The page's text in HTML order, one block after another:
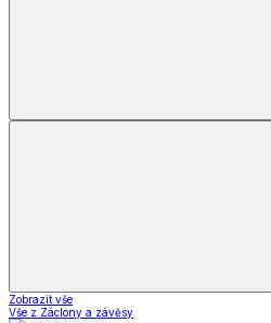
Zobrazit vše
Vše z Záclony a závěsy